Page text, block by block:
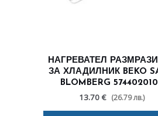
НАГРЕВАТЕЛ
ЗА ХЛАДИЛНИК BEKO
BLOMBERG
13.70 € (26.79 лв.)